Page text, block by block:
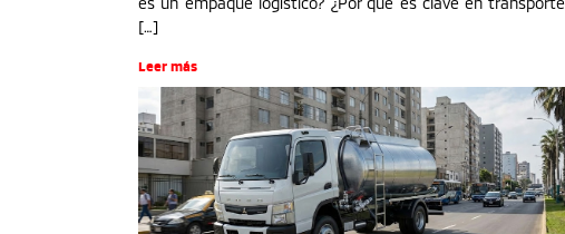
[…]
Leer más